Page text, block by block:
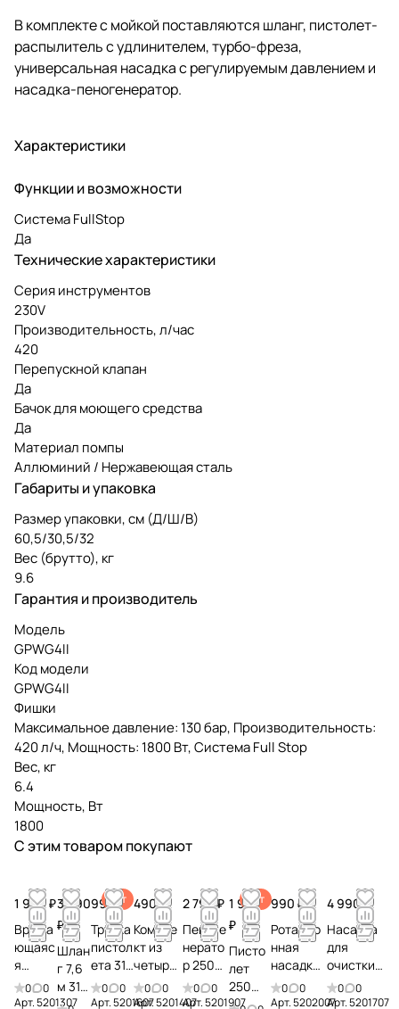
В комплекте с мойкой поставляются шланг, пистолет-
распылитель с удлинителем, турбо-фреза,
универсальная насадка с регулируемым давлением и
насадка-пеногенератор.
Характеристики
Функции и возможности
Система FullStop
Да
Технические характеристики
Серия инструментов
230V
Производительность, л/час
420
Перепускной клапан
Да
Бачок для моющего средства
Да
Материал помпы
Аллюминий / Нержавеющая сталь
Габариты и упаковка
Размер упаковки, см (Д/Ш/В)
60,5/30,5/32
Вес (брутто), кг
9.6
Гарантия и производитель
Модель
GPWG4II
Код модели
GPWG4II
Фишки
Максимальное давление: 130 бар, Производительность:
420 л/ч, Мощность: 1800 Вт, Система Full Stop
Вес, кг
6.4
Мощность, Вт
1800
С этим товаром покупают
1 990 ₽
Враща
ющаяс
я
щетка
520130
0
0
Арт.5201307
3 990
₽
Шлан
г 7,6
м 310
бар
Хит
990 ₽
Трубка
пистол
ета 310
бар
520160
0
0
Арт.5201607
490 ₽
Компле
кт из
четырех
насадок
250 бар
0
0
Арт.5201407
2 790 ₽
Пеноге
нерато
р 250
бар
520190
0
0
Арт.5201907
Хит
1 990
₽
Писто
лет
250
бар
990 ₽
Ротацио
нная
насадка
(турбо
фреза)
0
0
Арт.5202007
4 990 ₽
Насадка
для
очистки
поверхно
стей 38
0
0
Арт.5201707